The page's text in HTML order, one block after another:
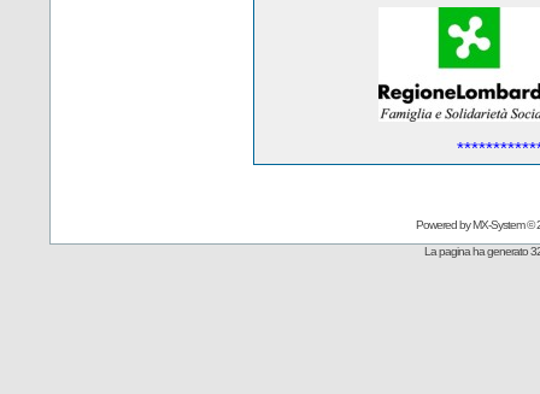
Powered byMX-System©
La pagina ha generato